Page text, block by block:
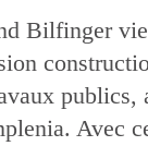
Bilfinger
publics,
Avec